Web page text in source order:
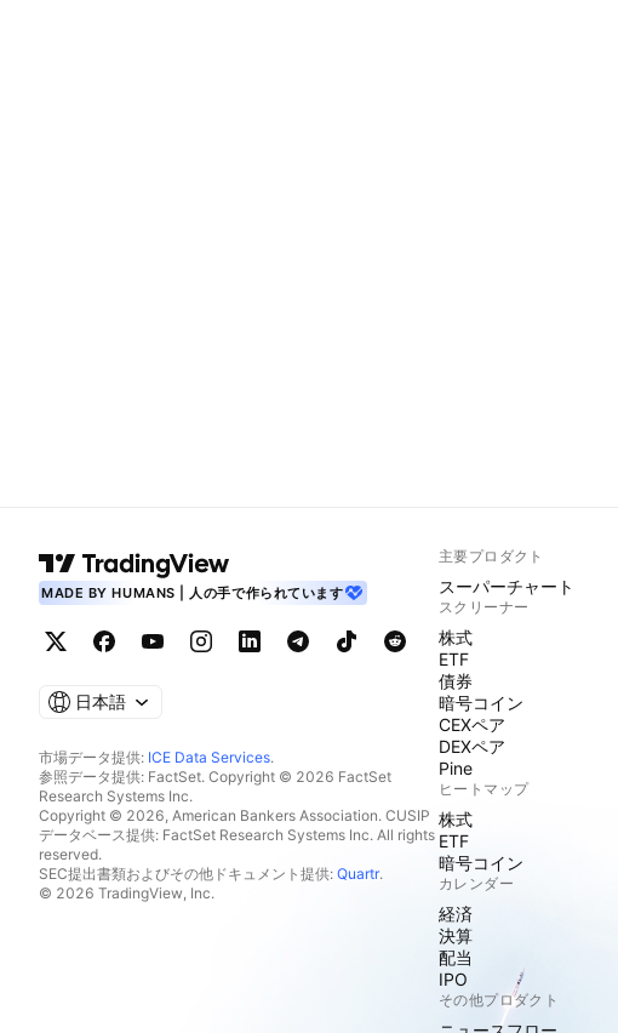
MADE BY HUMANS | 人の手で作られています
日本語
市場データ提供: ICE Data Services.
参照データ提供: FactSet. Copyright © 2026 FactSet
Research Systems Inc.
Copyright © 2026, American Bankers Association. CUSIP
データベース提供: FactSet Research Systems Inc. All rights
reserved.
SEC提出書類およびその他ドキュメント提供: Quartr.
© 2026 TradingView, Inc.
主要プロダクト
スーパーチャート
スクリーナー
株式
ETF
債券
暗号コイン
CEXペア
DEXペア
Pine
ヒートマップ
株式
ETF
暗号コイン
カレンダー
経済
決算
配当
IPO
その他プロダクト